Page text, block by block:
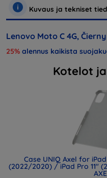
Kuvaus ja tekniset
Lenovo Moto C 4G, Čierny
25% alennus kaikista
Kotelot
Case UNIQ Axel for
(2022/2020) / iPad Pro 11"